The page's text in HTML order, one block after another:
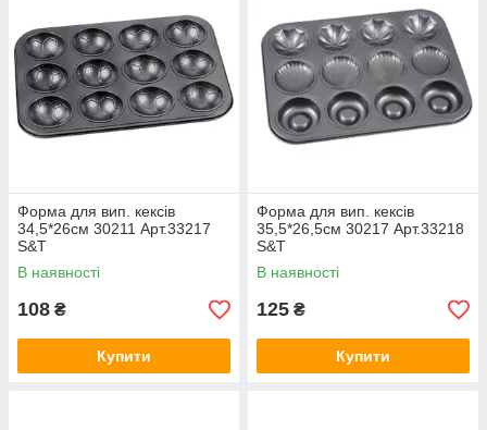
Форма для вип. кексів
34,5*26см 30211 Арт.33217
S&T
В наявності
108 ₴
Купити
Форма для вип. кексів
35,5*26,5см 30217 Арт.33218
S&T
В наявності
125 ₴
Купити